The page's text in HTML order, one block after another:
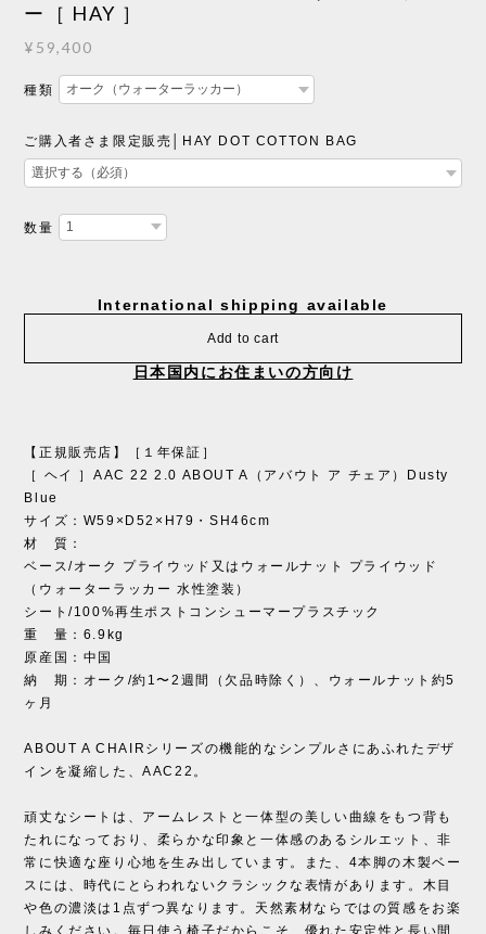
ー［ HAY ］
¥59,400
種類
ご購入者さま限定販売│HAY DOT COTTON BAG
数量
International shipping available
Add to cart
日本国内にお住まいの方向け
【正規販売店】［１年保証］
［ ヘイ ］AAC 22 2.0 ABOUT A（アバウト ア チェア）Dusty
Blue
サイズ：W59×D52×H79・SH46cm
材 質：
ベース/オーク プライウッド又はウォールナット プライウッド
（ウォーターラッカー 水性塗装）
シート/100%再生ポストコンシューマープラスチック
重 量：6.9kg
原産国：中国
納 期：オーク/約1〜2週間（欠品時除く）、ウォールナット約5
ヶ月
ABOUT A CHAIRシリーズの機能的なシンプルさにあふれたデザ
インを凝縮した、AAC22。
頑丈なシートは、アームレストと一体型の美しい曲線をもつ背も
たれになっており、柔らかな印象と一体感のあるシルエット、非
常に快適な座り心地を生み出しています。また、4本脚の木製ベー
スには、時代にとらわれないクラシックな表情があります。木目
や色の濃淡は1点ずつ異なります。天然素材ならではの質感をお楽
しみください。毎日使う椅子だからこそ、優れた安定性と長い間